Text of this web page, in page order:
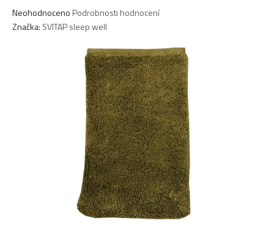
Průměrné
hodnocení
Neohodnoceno Podrobnosti hodnocení
Značka: SVITAP sleep well